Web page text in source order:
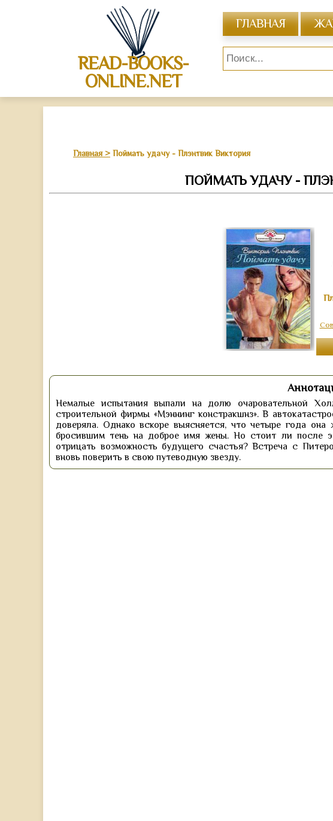
READ-BOOKS-
ONLINE.NET
ГЛАВНАЯ
Главная Поймать удачу - Плэнтвик Виктория
ПОЙМАТЬ УДАЧУ -
Немалые испытания выпали на долю очаровательной
строительной фирмы «Мэннинг констракшнз». В
доверяла. Однако вскоре выясняется, что четыре года
бросившим тень на доброе имя жены. Но стоит ли после
отрицать возможность будущего счастья? Встреча с
вновь поверить в свою путеводную звезду.